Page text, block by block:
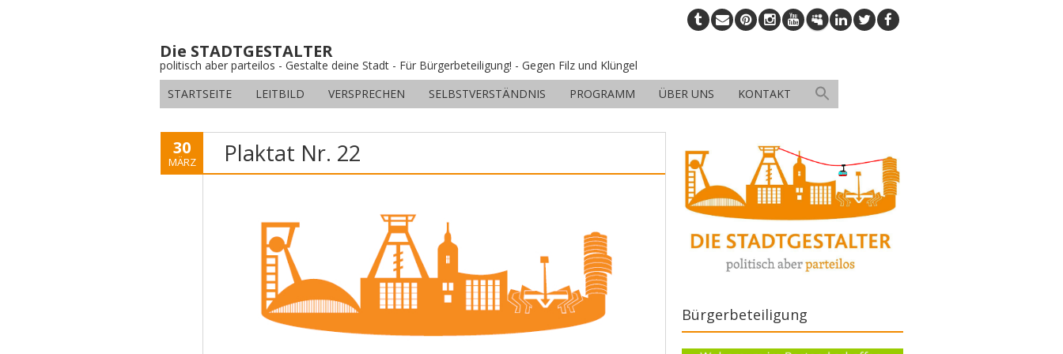
Die STADTGESTALTER
politisch aber parteilos - Gestalte deine Stadt - Für Bürgerbeteiligung! - Gegen Filz und Klüngel
STARTSEITE
LEITBILD VERSPRECHEN SELBSTVERSTÄNDNIS PROGRAMM ÜBER UNS KONTAKT
30
MÄRZ Plaktat Nr. 22
Bürgerbeteiligung